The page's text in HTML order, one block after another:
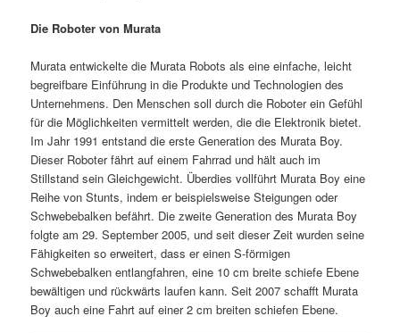
Die Roboter von Murata
Murata entwickelte die Murata Robots als eine einfache, leicht
begreifbare Einführung in die Produkte und Technologien des
Unternehmens. Den Menschen soll durch die Roboter ein Gefühl
für die Möglichkeiten vermittelt werden, die die Elektronik bietet.
Im Jahr 1991 entstand die erste Generation des Murata Boy.
Dieser Roboter fährt auf einem Fahrrad und hält auch im
Stillstand sein Gleichgewicht. Überdies vollführt Murata Boy eine
Reihe von Stunts, indem er beispielsweise Steigungen oder
Schwebebalken befährt. Die zweite Generation des Murata Boy
folgte am 29. September 2005, und seit dieser Zeit wurden seine
Fähigkeiten so erweitert, dass er einen S-förmigen
Schwebebalken entlangfahren, eine 10 cm breite schiefe Ebene
bewältigen und rückwärts laufen kann. Seit 2007 schafft Murata
Boy auch eine Fahrt auf einer 2 cm breiten schiefen Ebene.